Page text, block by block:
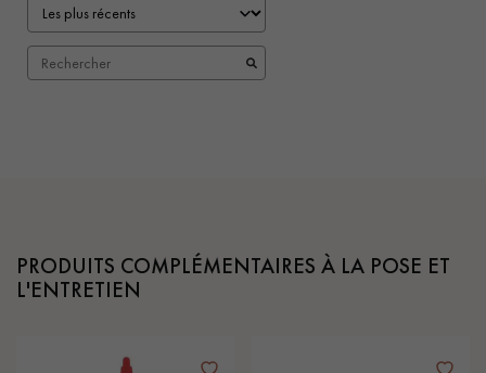
PRODUITS COMPLÉMENTAIRES À LA POSE ET
L'ENTRETIEN